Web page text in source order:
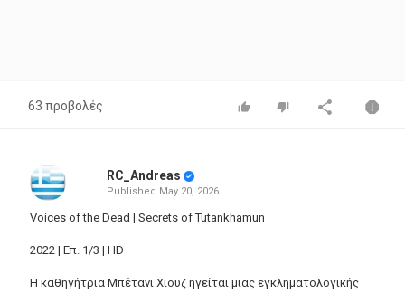
63 προβολές
RC_Andreas
Published May 20, 2026
Voices of the Dead | Secrets of Tutankhamun
2022 | Επ. 1/3 | HD
Η καθηγήτρια Μπέτανι Χιουζ ηγείται μιας εγκληματολογικής